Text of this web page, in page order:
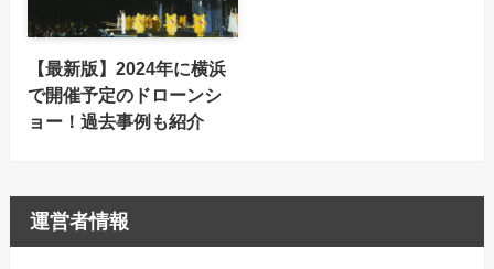
【最新版】2024年に横浜
で開催予定のドローンシ
ョー！過去事例も紹介
運営者情報